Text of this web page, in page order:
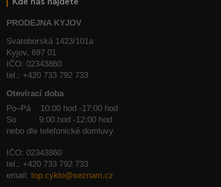
PRODEJNA KYJOV
Svatoborská 1423/101a
Kyjov, 697 01
IČO: 02343860
tel.: +420 733 792 733
Otevírací doba
Po–Pá 10:00 hod -17:00 hod
So
9:00 hod -12:00 hod
nebo dle telefonické domluvy
IČO: 02343860
tel.: +420 733 792 733
email:top.cyklo@seznam.cz